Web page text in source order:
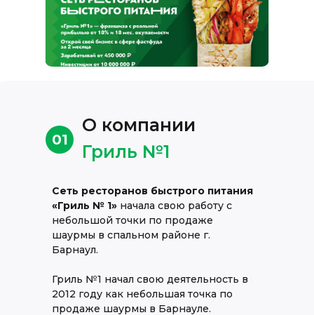
О компании
Гриль №1
Сеть ресторанов быстрого питания
«Гриль № 1» начала свою работу с
небольшой точки по продаже
шаурмы в спальном районе г.
Барнаул.
Гриль №1 начал свою деятельность в
2012 году как небольшая точка по
продаже шаурмы в Барнауле.
01